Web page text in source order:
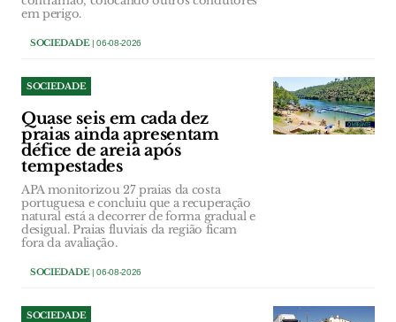
em perigo.
SOCIEDADE| 06-08-2026
SOCIEDADE
Quase seis em cada dez
praias ainda apresentam
défice de areia após
tempestades
APA monitorizou 27 praias da costa
portuguesa e concluiu que a recuperação
natural está a decorrer de forma gradual e
desigual. Praias fluviais da região ficam
fora da avaliação.
SOCIEDADE| 06-08-2026
SOCIEDADE